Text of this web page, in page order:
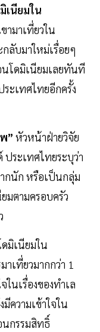
เนียมใน
ามาเที่ยวใน
ลับมาใหม่เรื่อยๆ
ดมิเนียมเลยทันที
ะเทศไทยอีกครั้ง
” หัวหน้าฝ่ายวิจัย
ระเทศไทยระบุว่า
กนัก หรือเป็นกลุ่ม
มตามครอบครัว
มิเนียมใน
เที่ยวมากกว่า 1
ในเรื่องของทำเล
ความเข้าใจใน
นกรรมสิทธิ์